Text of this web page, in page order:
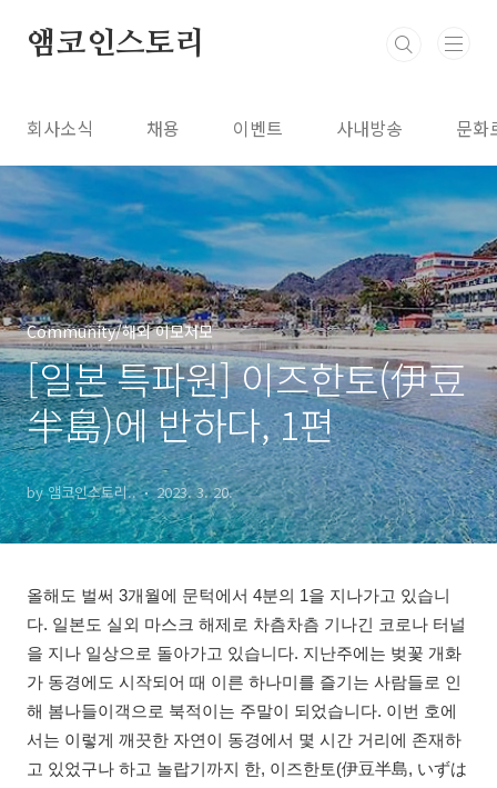
앰코인스토리
회사소식 채용 이벤트 사내방송 문화
Community/해외 이모저모
[일본 특파원] 이즈한토(伊豆
半島)에 반하다, 1편
by 앰코인스토리.. 2023. 3. 20.
올해도 벌써 3개월에 문턱에서 4분의 1을 지나가고 있습니
다. 일본도 실외 마스크 해제로 차츰차츰 기나긴 코로나 터널
을 지나 일상으로 돌아가고 있습니다. 지난주에는 벚꽃 개화
가 동경에도 시작되어 때 이른 하나미를 즐기는 사람들로 인
해 봄나들이객으로 북적이는 주말이 되었습니다. 이번 호에
서는 이렇게 깨끗한 자연이 동경에서 몇 시간 거리에 존재하
고 있었구나 하고 놀랍기까지 한, 이즈한토(伊豆半島, いずは